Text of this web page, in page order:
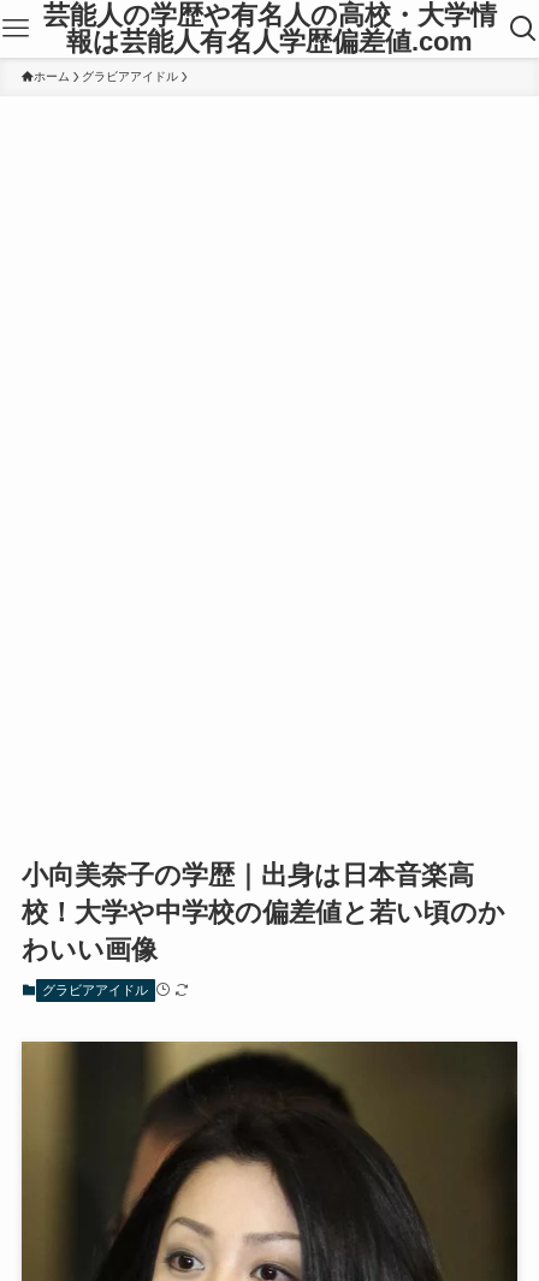
芸能人の学歴や有名人の高校・大学情
報は芸能人有名人学歴偏差値.com
ホーム グラビアアイドル
小向美奈子の学歴｜出身は日本音楽高
校！大学や中学校の偏差値と若い頃のか
わいい画像
グラビアアイドル